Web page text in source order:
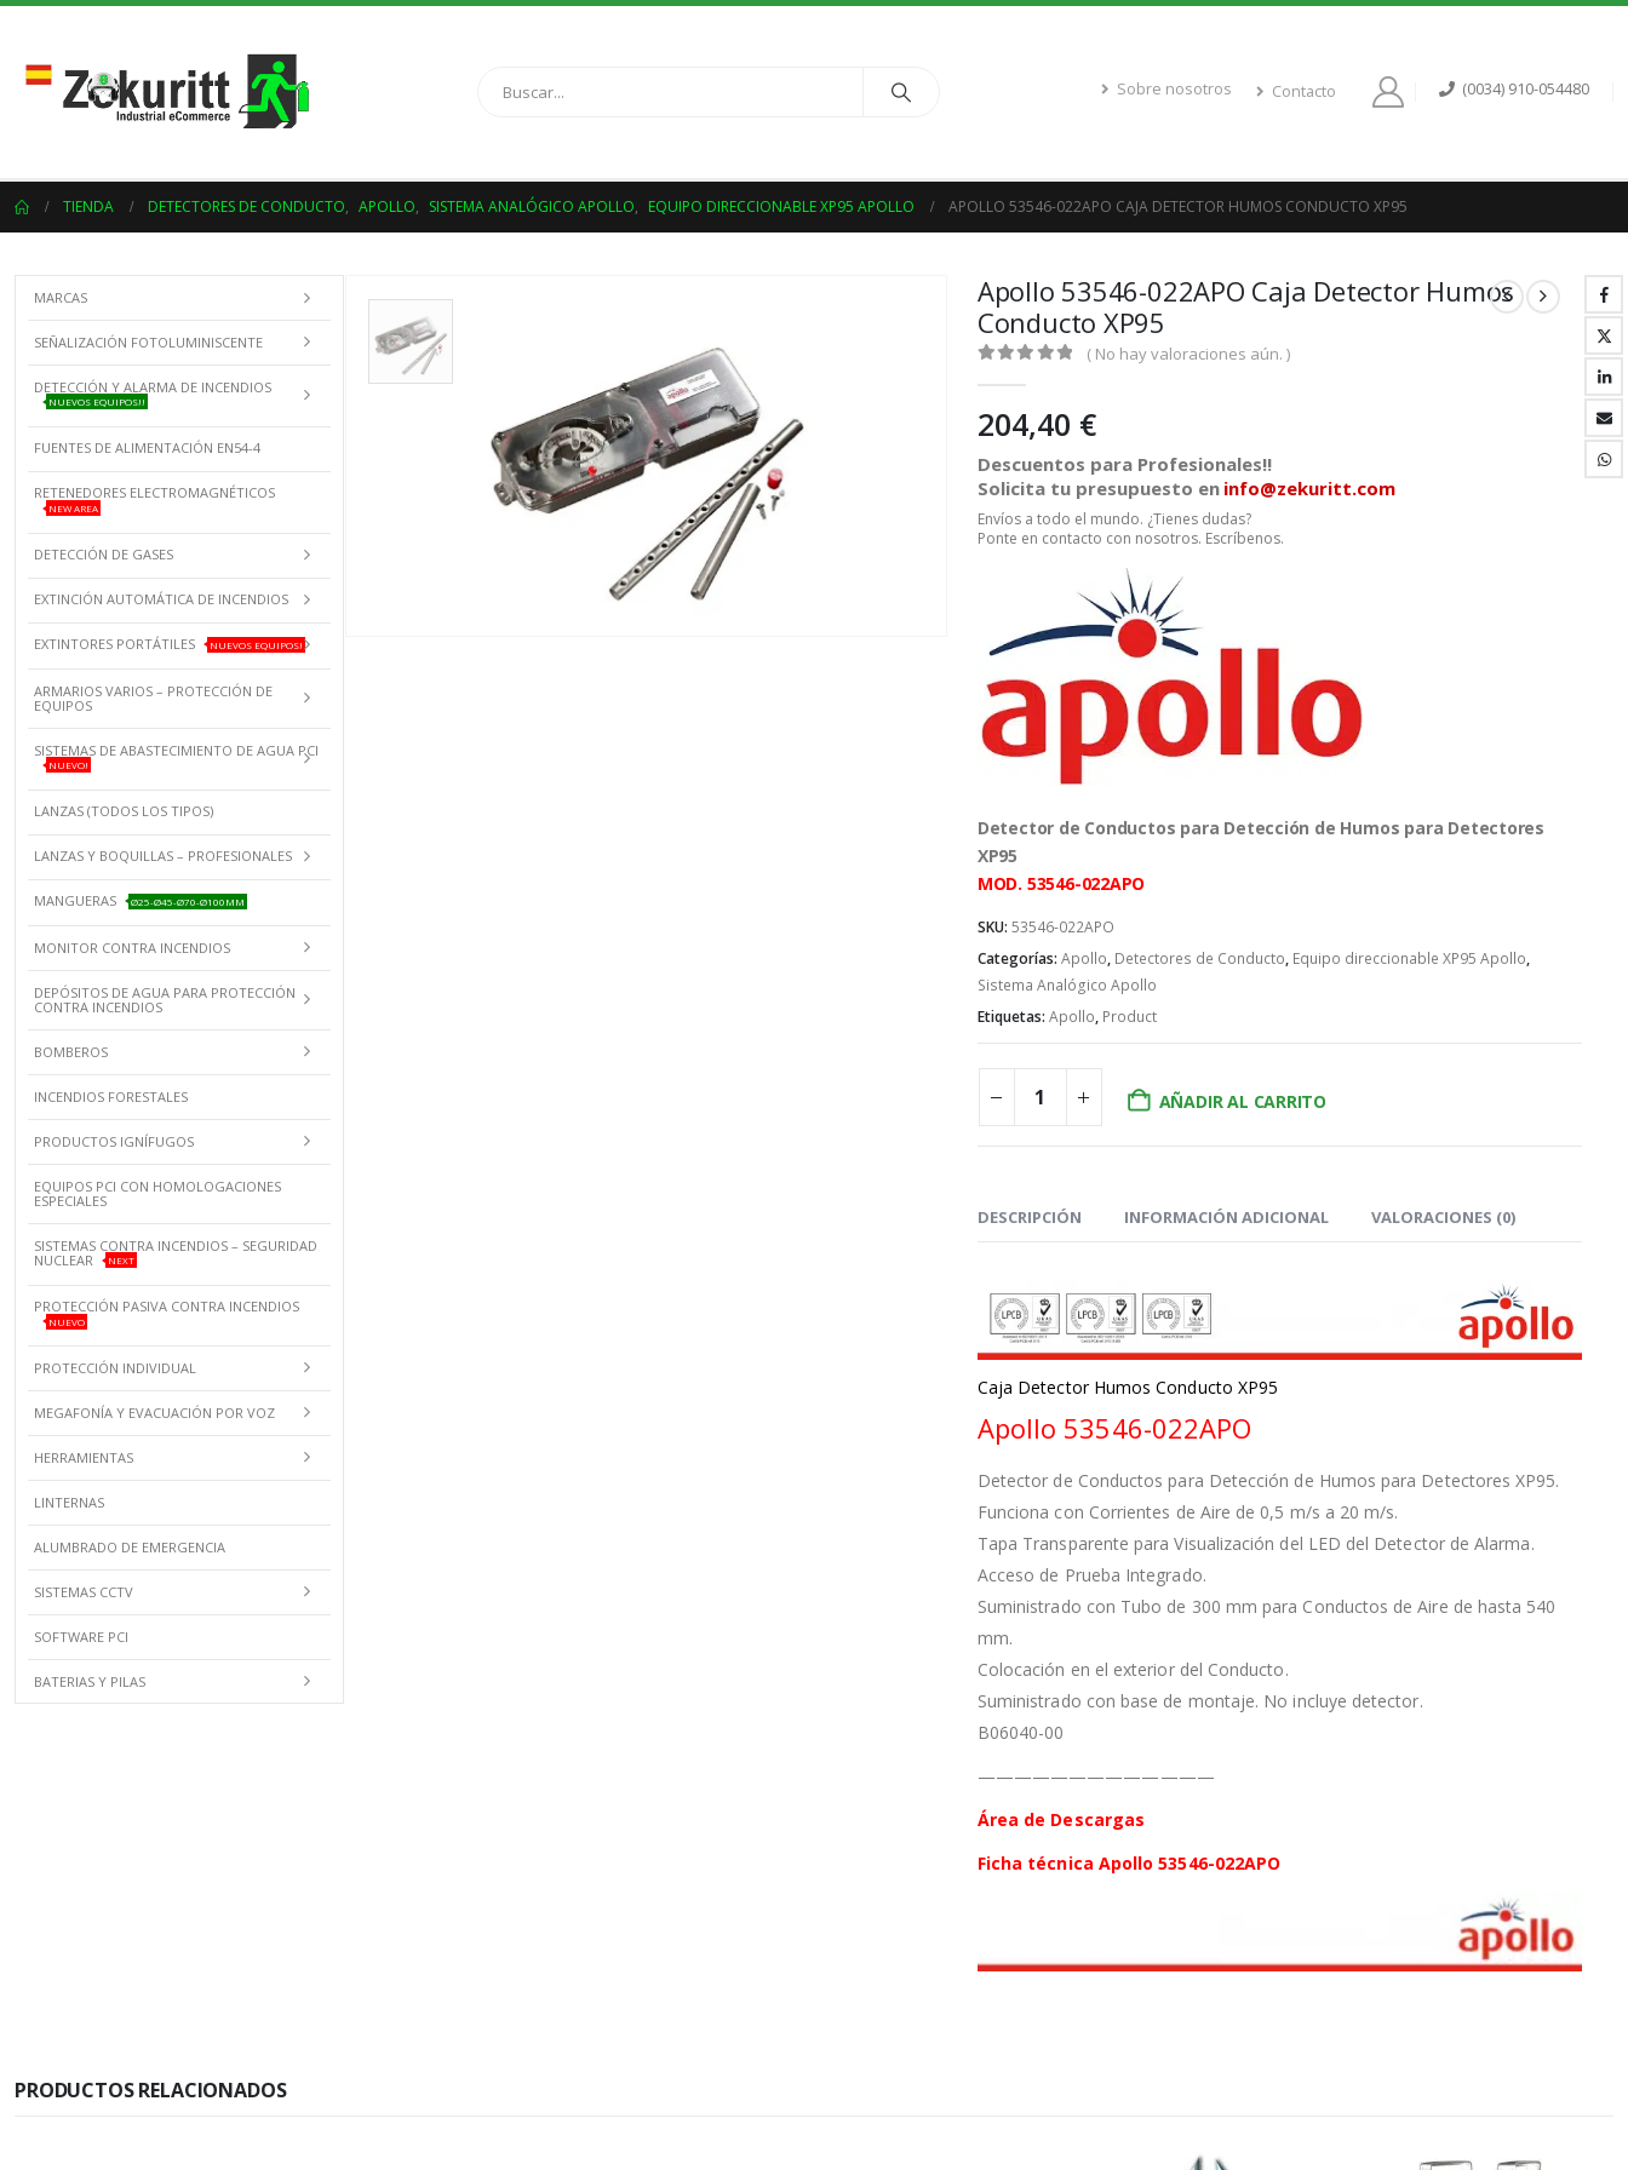
Sobre nosotros Contacto (0034) 910-054480
TIENDA DETECTORES DE CONDUCTO, APOLLO, SISTEMA ANALÓGICO APOLLO, EQUIPO DIRECCIONABLE XP95 APOLLO APOLLO 53546-022APO CAJA DETECTOR HUMOS CONDUCTO XP95
Apollo 53546-022APO Caja Detector Humos
Conducto XP95
( No hay valoraciones aún. )
204,40 €
Descuentos para Profesionales!!
Solicita tu presupuesto en info@zekuritt.com
Envíos a todo el mundo. ¿Tienes dudas?
Ponte en contacto con nosotros. Escríbenos.
Detector de Conductos para Detección de Humos para Detectores
XP95
MOD. 53546-022APO
SKU: 53546-022APO
Categorías: Apollo, Detectores de Conducto, Equipo direccionable XP95 Apollo,
Sistema Analógico Apollo
Etiquetas: Apollo, Product
AÑADIR AL CARRITO
DESCRIPCIÓN INFORMACIÓN ADICIONAL VALORACIONES (0)
Caja Detector Humos Conducto XP95
Apollo 53546-022APO
Detector de Conductos para Detección de Humos para Detectores XP95.
Funciona con Corrientes de Aire de 0,5 m/s a 20 m/s.
Tapa Transparente para Visualización del LED del Detector de Alarma.
Acceso de Prueba Integrado.
Suministrado con Tubo de 300 mm para Conductos de Aire de hasta 540
mm.
Colocación en el exterior del Conducto.
Suministrado con base de montaje. No incluye detector.
B06040-00
—————————————
Área de Descargas
Ficha técnica Apollo 53546-022APO
MARCAS
SEÑALIZACIÓN FOTOLUMINISCENTE
DETECCIÓN Y ALARMA DE INCENDIOS
NUEVOS EQUIPOS!!
FUENTES DE ALIMENTACIÓN EN54-4
RETENEDORES ELECTROMAGNÉTICOS
NEW AREA
DETECCIÓN DE GASES
EXTINCIÓN AUTOMÁTICA DE INCENDIOS
EXTINTORES PORTÁTILES NUEVOS EQUIPOS!
ARMARIOS VARIOS – PROTECCIÓN DE
EQUIPOS
SISTEMAS DE ABASTECIMIENTO DE AGUA PCI
NUEVO!
LANZAS (TODOS LOS TIPOS)
LANZAS Y BOQUILLAS – PROFESIONALES
MANGUERAS Ø25-Ø45-Ø70-Ø100MM
MONITOR CONTRA INCENDIOS
DEPÓSITOS DE AGUA PARA PROTECCIÓN
CONTRA INCENDIOS
BOMBEROS
INCENDIOS FORESTALES
PRODUCTOS IGNÍFUGOS
EQUIPOS PCI CON HOMOLOGACIONES
ESPECIALES
SISTEMAS CONTRA INCENDIOS – SEGURIDAD
NUCLEAR
NEXT
PROTECCIÓN PASIVA CONTRA INCENDIOS
NUEVO
PROTECCIÓN INDIVIDUAL
MEGAFONÍA Y EVACUACIÓN POR VOZ
HERRAMIENTAS
LINTERNAS
ALUMBRADO DE EMERGENCIA
SISTEMAS CCTV
SOFTWARE PCI
BATERIAS Y PILAS
PRODUCTOS RELACIONADOS